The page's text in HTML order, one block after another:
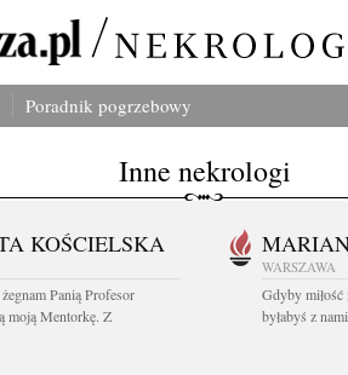
Poradnik pogrzebowy
Inne nekrologi
KOŚCIELSKA
Panią Profesor
moją Mentorkę. Z
WARSZAWA
Gdyby miłość
byłabyś z